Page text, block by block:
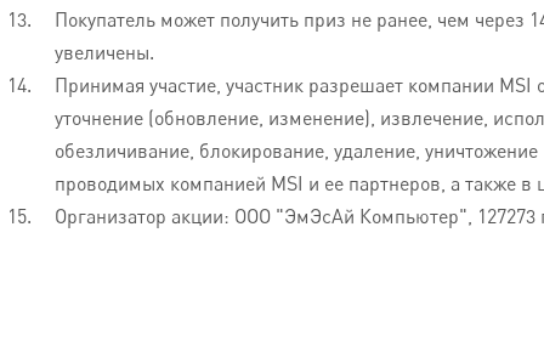
Покупатель может получить приз не ранее, чем через
увеличены.
Принимая участие, участник разрешает компании
уточнение (обновление, изменение), извлечение,
обезличивание, блокирование, удаление,
проводимых компанией MSI и ее партнеров, а также
Организатор акции: ООО "ЭмЭсАй Компьютер", 127273